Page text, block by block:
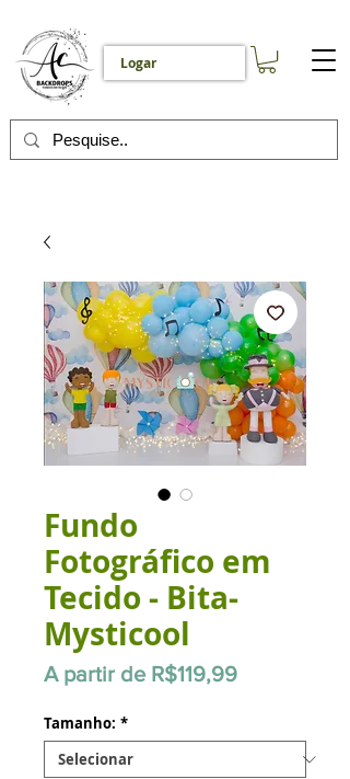
Logar
Fundo
Fotográfico em
Tecido - Bita-
Mysticool
A partir de R$119,99Preço
Tamanho: *